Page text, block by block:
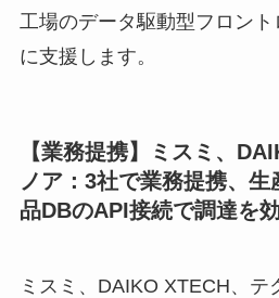
工場のデータ駆動型フロン
に支援します。
【業務提携】ミスミ、
ノア：3社で業務提携、
品DBのAPI接続で調達を
ミスミ、DAIKO XTECH、テ